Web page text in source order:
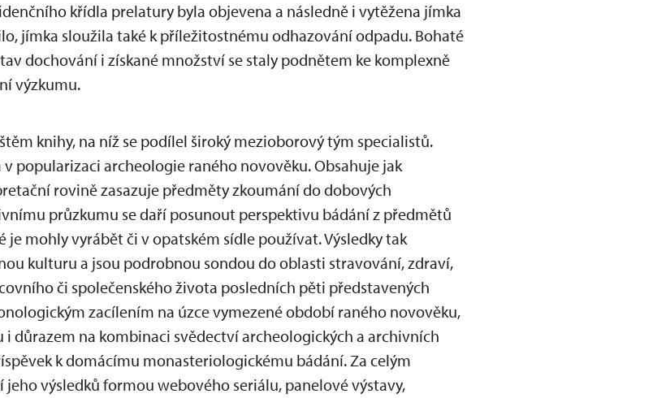
křídla prelatury byla objevena a následně i vytěžena jímka
jímka sloužila také k příležitostnému odhazování odpadu. Bohaté
dochování i získané množství se staly podnětem ke komplexně
výzkumu.
knihy, na níž se podílel široký mezioborový tým specialistů.
popularizaci archeologie raného novověku. Obsahuje jak
rovině zasazuje předměty zkoumání do dobových
průzkumu se daří posunout perspektivu bádání z předmětů
je mohly vyrábět či v opatském sídle používat. Výsledky tak
kulturu a jsou podrobnou sondou do oblasti stravování, zdraví,
či společenského života posledních pěti představených
zacílením na úzce vymezené období raného novověku,
důrazem na kombinaci svědectví archeologických a archivních
k domácímu monasteriologickému bádání. Za celým
výsledků formou webového seriálu, panelové výstavy,